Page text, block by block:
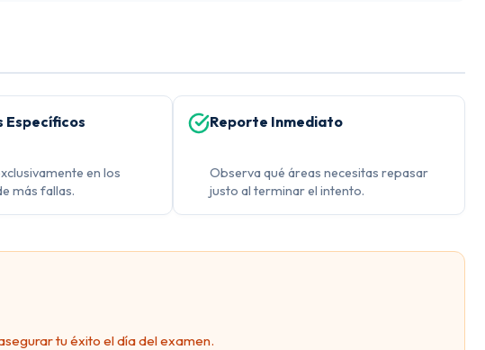
Específicos
en los
más fallas.
Reporte Inmediato
Observa qué áreas necesitas repasar
justo al terminar el intento.
tu éxito el día del examen.